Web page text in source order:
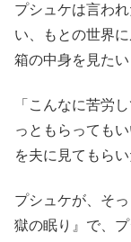
プシュケは言わ
い、もとの世界
箱の中身を見たい
「こんなに苦労
っともらっても
を夫に見てもらい
プシュケが、そ
獄の眠り』で、